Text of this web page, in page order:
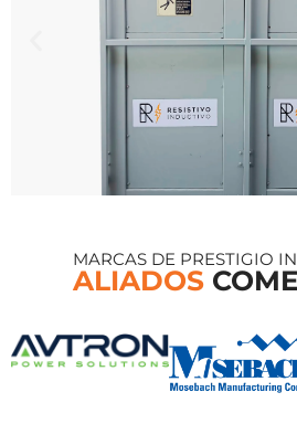
MARCAS DE PRESTIGIO
ALIADOS